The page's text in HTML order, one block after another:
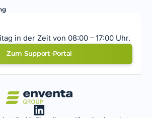
in der Zeit von 08:00 – 17:00 Uhr.
Zum Support-Portal